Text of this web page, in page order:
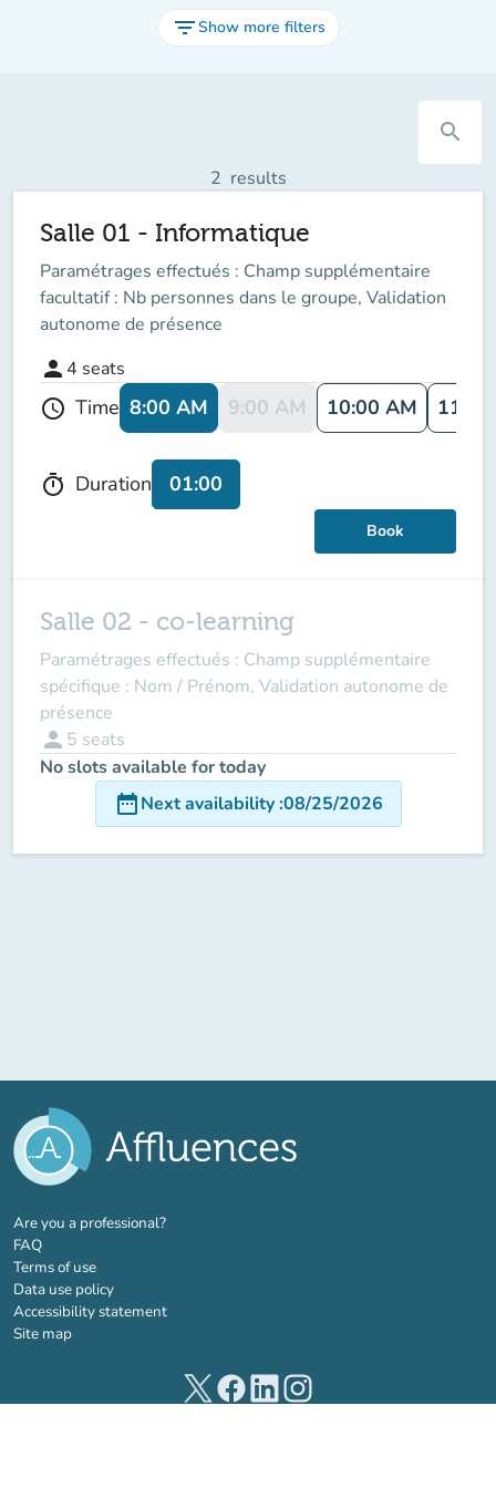
filter_listShow more filters
search
2 results
Salle 01 - Informatique
Paramétrages effectués : Champ supplémentaire
facultatif : Nb personnes dans le groupe, Validation
autonome de présence
person 4 seats
schedule Time 8:00 AM 9:00 AM 10:00 AM
timer Duration 01:00
Book
Salle 02 - co-learning
Paramétrages effectués : Champ supplémentaire
spécifique : Nom / Prénom, Validation autonome de
présence
person 5 seats
No slots available for today
date_rangeNext availability:08/25/2026
Are you a professional?(new tab)
FAQ
Terms of use
Data use policy
Accessibility statement
Site map
(new tab)(new tab)(new tab)